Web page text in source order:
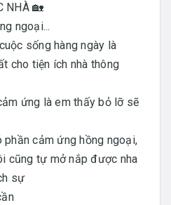
NHÀ 🏡
ngoại...
sống hàng ngày là
cho tiện ích nhà thông
ứng là em thấy bỏ lỡ sẽ
phần cảm ứng hồng ngoại,
cũng tự mở nắp được nha
sự